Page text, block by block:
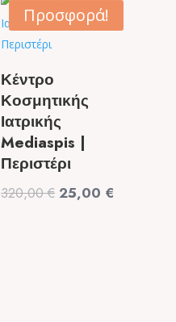
Προσφορά!
Κέντρο
Κοσμητικής
Ιατρικής
Mediaspis |
Περιστέρι
320,00€ Original
25,00 €